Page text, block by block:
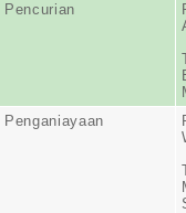
Pencurian
Penganiayaan